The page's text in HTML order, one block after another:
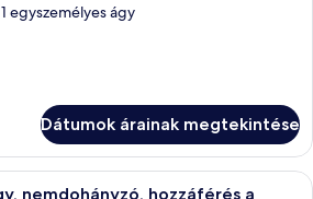
egyszemélyes ágy
Dátumok árainak megtekintése
Egy szállodai szoba két ággyal,
nemdohányzó, hozzáférés a